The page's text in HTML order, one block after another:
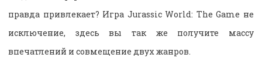
правда привлекает? Игра Jurassic World: The Game не
исключение, здесь вы так же получите массу
впечатлений и совмещение двух жанров.